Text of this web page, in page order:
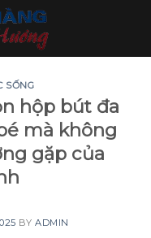
SỐNG
hộp bút đa
mà không
gặp của
BY ADMIN